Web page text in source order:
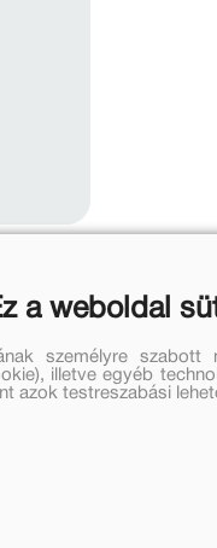
a weboldal
személyre
illetve egyéb
azok testreszabási